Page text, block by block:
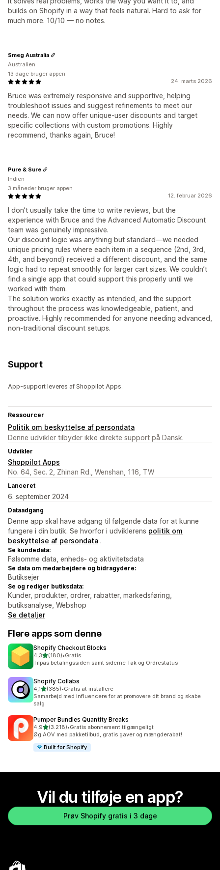
builds on Shopify in a way that feels natural. Hard to ask for
much more. 10/10 — no notes.
24. marts 2026
Bruce was extremely responsive and supportive, helping
troubleshoot issues and suggest refinements to meet our
needs. We can now offer unique‑user discounts and target
specific collections with custom promotions. Highly
recommend, thanks again, Bruce!
Smeg Australia
Australien
13 dage bruger appen
12. februar 2026
I don’t usually take the time to write reviews, but the
experience with Bruce and the Advanced Automatic Discount
team was genuinely impressive.
Our discount logic was anything but standard—we needed
unique pricing rules where each item in a sequence (2nd, 3rd,
4th, and beyond) received a different discount, and the same
logic had to repeat smoothly for larger cart sizes. We couldn’t
find a single app that could support this properly until we
worked with them.
The solution works exactly as intended, and the support
throughout the process was knowledgeable, patient, and
proactive. Highly recommended for anyone needing advanced,
non-traditional discount setups.
Pure & Sure
Indien
3 måneder bruger appen
Support
App-support leveres af Shoppilot Apps.
Ressourcer
Politik om beskyttelse af persondata
Denne udvikler tilbyder ikke direkte support på Dansk.
Udvikler
Shoppilot Apps
No. 64, Sec. 2, Zhinan Rd., Wenshan, 116, TW
Lanceret
6. september 2024
Dataadgang
Denne app skal have adgang til følgende data for at kunne
fungere i din butik. Se hvorfor i udviklerens politik om
beskyttelse af persondata .
Se kundedata:
Følsomme data, enheds- og aktivitetsdata
Se data om medarbejdere og bidragydere:
Butiksejer
Se og rediger butiksdata:
Kunder, produkter, ordrer, rabatter, markedsføring,
butiksanalyse, Webshop
Se detaljer
Flere apps som denne
Shopify Checkout Blocks
4,3ud af 5 stjerner
(180)
180 anmeldelser i alt
•Gratis
Tilpas betalingssiden samt siderne Tak og Ordrestatus
Shopify Collabs
4,1ud af 5 stjerner
(385)
385 anmeldelser i alt
•Gratis at installere
Samarbejd med influencere for at promovere dit brand og skabe
salg
Pumper Bundles Quantity Breaks
4,9ud af 5 stjerner
(3.218)
3218 anmeldelser i alt
•Gratis abonnement tilgængeligt
Øg AOV med pakketilbud, gratis gaver og mængderabat!
Built for Shopify
Vil du tilføje en app?
Prøv Shopify gratis i 3 dage